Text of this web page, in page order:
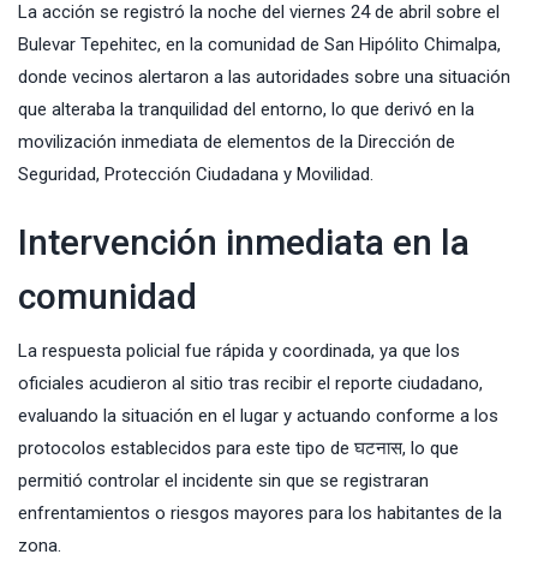
La acción se registró la noche del viernes 24 de abril sobre el
Bulevar Tepehitec, en la comunidad de San Hipólito Chimalpa,
donde vecinos alertaron a las autoridades sobre una situación
que alteraba la tranquilidad del entorno, lo que derivó en la
movilización inmediata de elementos de la Dirección de
Seguridad, Protección Ciudadana y Movilidad.
Intervención inmediata en la
comunidad
La respuesta policial fue rápida y coordinada, ya que los
oficiales acudieron al sitio tras recibir el reporte ciudadano,
evaluando la situación en el lugar y actuando conforme a los
protocolos establecidos para este tipo de घटनास, lo que
permitió controlar el incidente sin que se registraran
enfrentamientos o riesgos mayores para los habitantes de la
zona.